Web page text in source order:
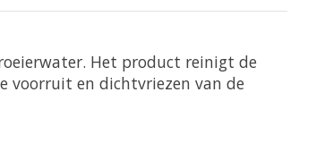
Het product reinigt de
voorruit en dichtvriezen van de